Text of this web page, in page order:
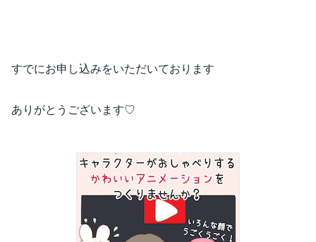
すでにお申し込みをいただいております
ありがとうございます♡